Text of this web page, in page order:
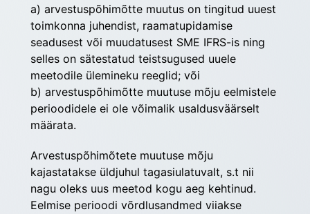
a) arvestuspõhimõtte muutus on tingitud uuest
toimkonna juhendist, raamatupidamise
seadusest või muudatusest SME IFRS-is ning
selles on sätestatud teistsugused uuele
meetodile ülemineku reeglid; või
b) arvestuspõhimõtte muutuse mõju eelmistele
perioodidele ei ole võimalik usaldusväärselt
määrata.
Arvestuspõhimõtete muutuse mõju
kajastatakse üldjuhul tagasiulatuvalt, s.t nii
nagu oleks uus meetod kogu aeg kehtinud.
Eelmise perioodi võrdlusandmed viiakse